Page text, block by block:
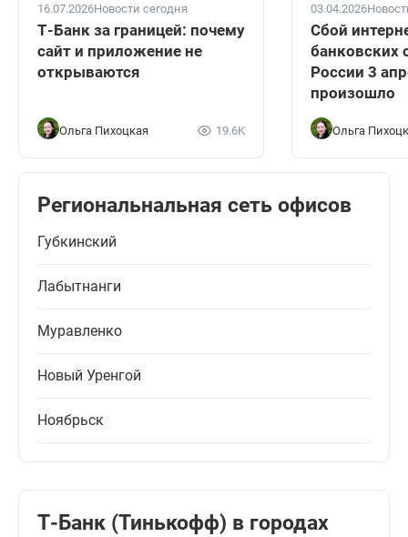
16.07.2026Новости сегодня
Т-Банк за границей: почему
сайт и приложение не
открываются
Ольга Пихоцкая 19.6K
03.04.2026
Сбой
банковских
России 3
произошло
Ольга
Региональнальная сеть офисов
Губкинский
Лабытнанги
Муравленко
Новый Уренгой
Ноябрьск
Т-Банк (Тинькофф) в городах